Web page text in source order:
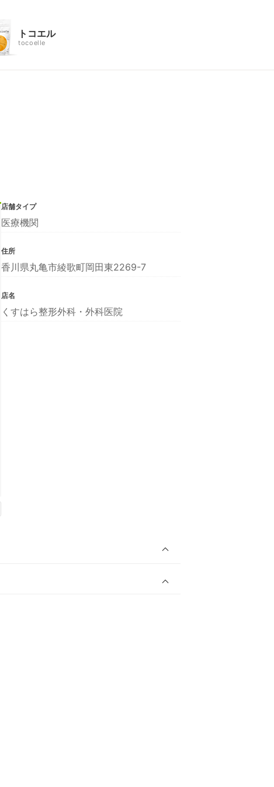
トコエル
tocoelle
店舗タイプ
医療機関
住所
香川県丸亀市綾歌町岡田東2269-7
店名
くすはら整形外科・外科医院